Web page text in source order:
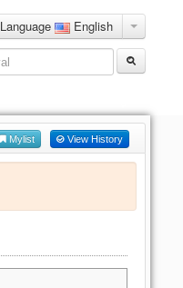
Language English
View History
Mylist